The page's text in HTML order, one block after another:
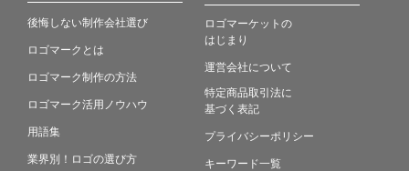
後悔しない制作会社選び
ロゴマークとは
ロゴマーク制作の方法
ロゴマーク活用ノウハウ
用語集
業界別！ロゴの選び方
ロゴマーケットの
はじまり
運営会社について
特定商品取引法に
基づく表記
プライバシーポリシー
キーワード一覧